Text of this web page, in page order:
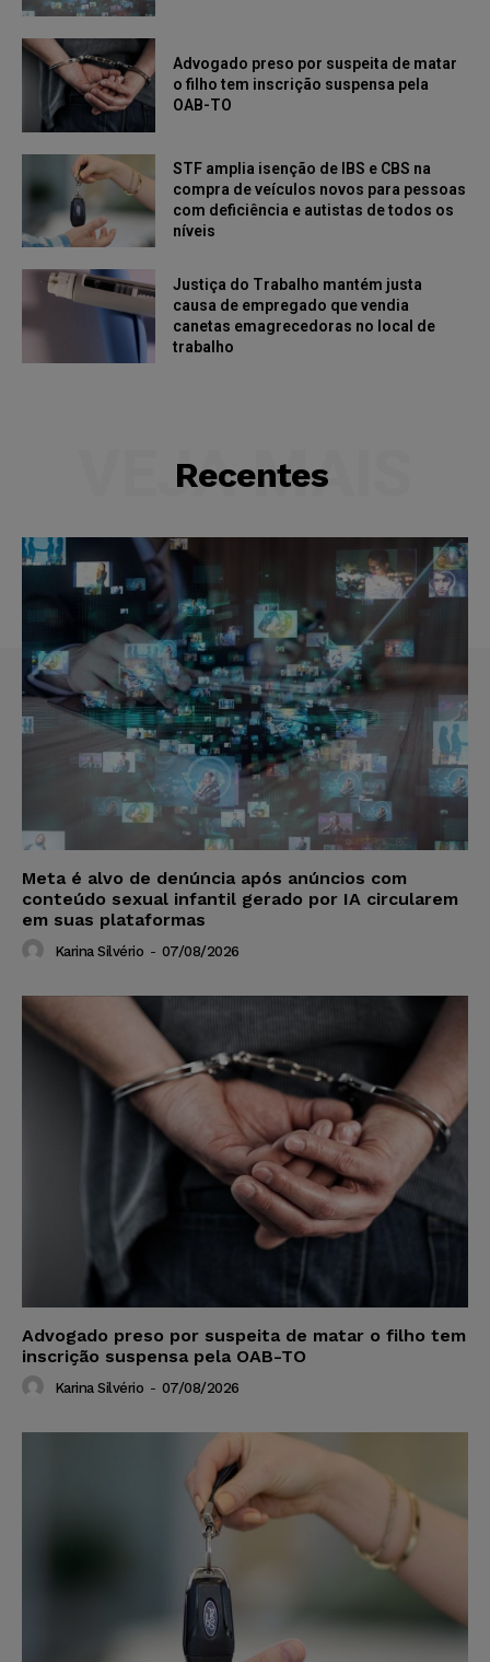
Advogado preso por suspeita de matar
o filho tem inscrição suspensa pela
OAB-TO
STF amplia isenção de IBS e CBS na
compra de veículos novos para pessoas
com deficiência e autistas de todos os
níveis
Justiça do Trabalho mantém justa
causa de empregado que vendia
canetas emagrecedoras no local de
trabalho
Recentes
VEJA MAIS
Meta é alvo de denúncia após anúncios com
conteúdo sexual infantil gerado por IA circularem
em suas plataformas
Karina Silvério - 07/08/2026
Advogado preso por suspeita de matar o filho tem
inscrição suspensa pela OAB-TO
Karina Silvério - 07/08/2026